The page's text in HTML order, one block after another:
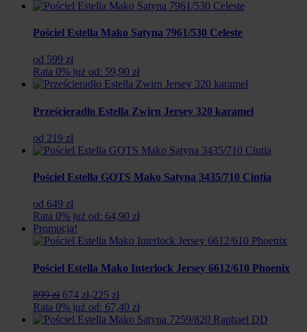
Pościel Estella Mako Satyna 7961/530 Celeste
od 599 zł
Rata 0% już od: 59,90 zł
Prześcieradło Estella Zwirn Jersey 320 karamel
od 219 zł
Pościel Estella GOTS Mako Satyna 3435/710 Cintia
od 649 zł
Rata 0% już od: 64,90 zł
Promocja!
Pościel Estella Mako Interlock Jersey 6612/610 Phoenix
899 zł Pierwotna
cena
wynosiła:
674 złAktualna
cena
wynosi:
-225 zł
Rata 0% już od: 67,40 zł